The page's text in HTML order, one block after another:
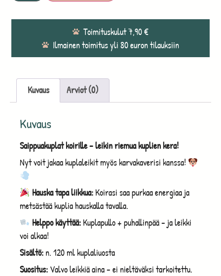
Toimituskulut 7,90 €
Ilmainen toimitus yli 80 euron tilauksiin
Kuvaus Arviot (0)
Kuvaus
Saippuakuplat koirille – leikin riemua kuplien kera!
Nyt voit jakaa kuplaleikit myös karvakaverisi kanssa!
Hauska tapa liikkua:Koirasi saa purkaa energiaa ja
metsästää kuplia hauskalla tavalla.
Helppo käyttää:Kuplapullo + puhallinpää – ja leikki
voi alkaa!
Sisältö: n. 120 ml kuplaliuosta
Suositus: Valvo leikkiä aina – ei nieltäväksi tarkoitettu.